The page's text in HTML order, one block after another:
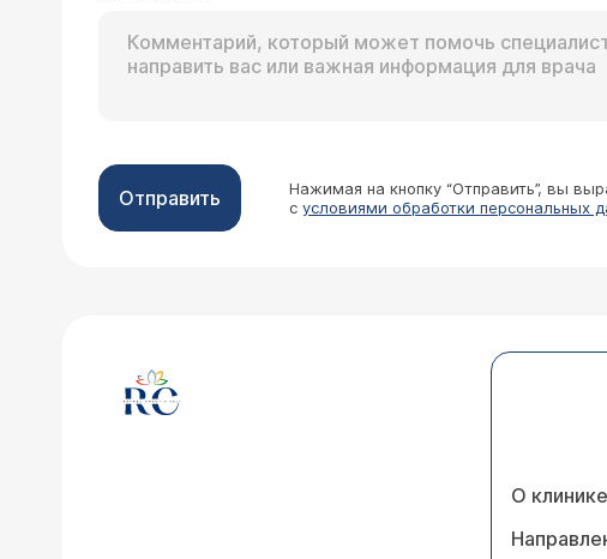
Отправить
Нажимая на кнопку “Отправить”, вы
с условиями обработки персональных
О клинике